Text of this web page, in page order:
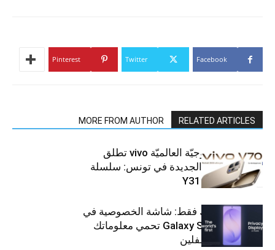
Facebook
Twitter
Pinterest
RELATED ARTICLES
MORE FROM AUTHOR
العلامة التّكنولوجيّة العالميّة vivo تطلق
هواتفها الذكيّة الجديدة في تونس: سلسلة
V70 وسلسلة Y31
شاشتك، لعينيك فقط: شاشة الخصوصية في
جهاز Galaxy S26 Ultra تحمي معلوماتك
من أعين المتطفلين